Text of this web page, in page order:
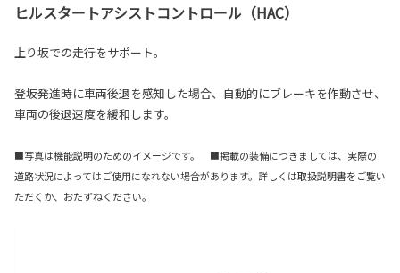
ヒルスタートアシストコントロール（HAC）
上り坂での走行をサポート。
登坂発進時に車両後退を感知した場合、自動的にブレーキを作動させ、
車両の後退速度を緩和します。
■写真は機能説明のためのイメージです。 ■掲載の装備につきましては、実際の
道路状況によってはご使用になれない場合があります。詳しくは取扱説明書をご覧い
ただくか、おたずねください。